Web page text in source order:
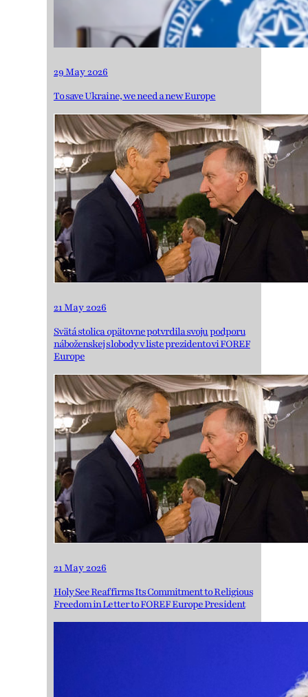
29 May 2026
To save Ukraine, we need a new Europe
21 May 2026
Svätá stolica opätovne potvrdila svoju podporu
náboženskej slobody v liste prezidentovi FOREF
Europe
21 May 2026
Holy See Reaffirms Its Commitment to Religious
Freedom in Letter to FOREF Europe President